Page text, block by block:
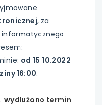
, za
od 15.10.2022
16:00.
wydłużono termin